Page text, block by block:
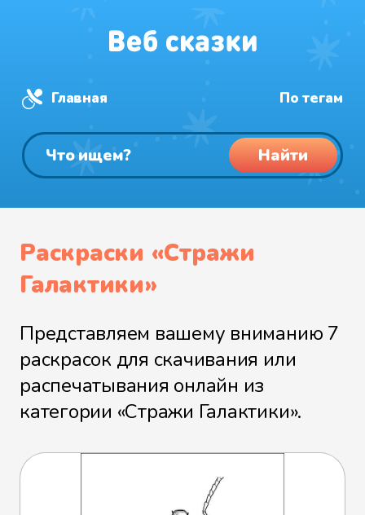
Главная По тегам
Найти
Раскраски «Стражи
Галактики»
Представляем вашему вниманию 7
раскрасок для скачивания или
распечатывания онлайн из
категории «Стражи Галактики».